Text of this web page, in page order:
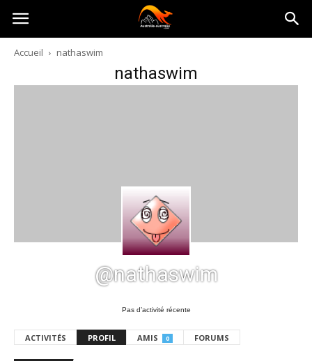
Australia-
australie.com
Accueil nathaswim
nathaswim
@nathaswim
Pas d’activité récente
ACTIVITÉS PROFIL AMIS 0 FORUMS